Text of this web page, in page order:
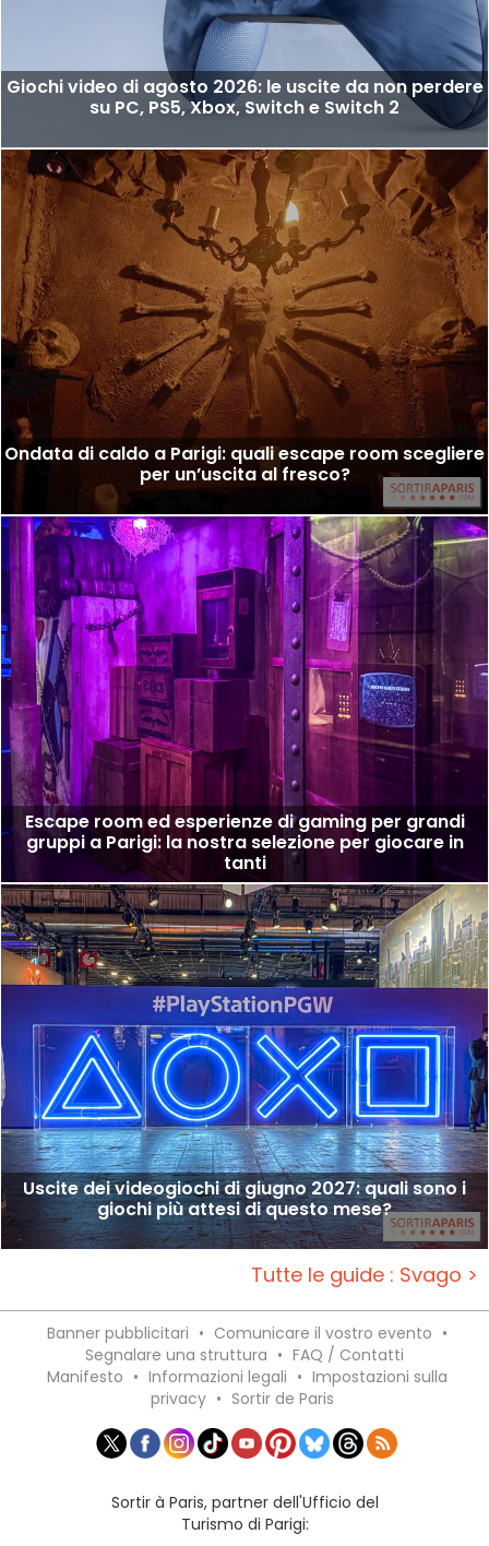
Giochi video di agosto 2026: le uscite da non perdere
su PC, PS5, Xbox, Switch e Switch 2
Ondata di caldo a Parigi: quali escape room scegliere
per un’uscita al fresco?
Escape room ed esperienze di gaming per grandi
gruppi a Parigi: la nostra selezione per giocare in
tanti
Uscite dei videogiochi di giugno 2027: quali sono i
giochi più attesi di questo mese?
Tutte le guide : Svago >
Banner pubblicitari • Comunicare il vostro evento •
Segnalare una struttura • FAQ / Contatti
Manifesto • Informazioni legali • Impostazioni sulla
privacy • Sortir de Paris
Sortir à Paris, partner dell'Ufficio del
Turismo di Parigi: